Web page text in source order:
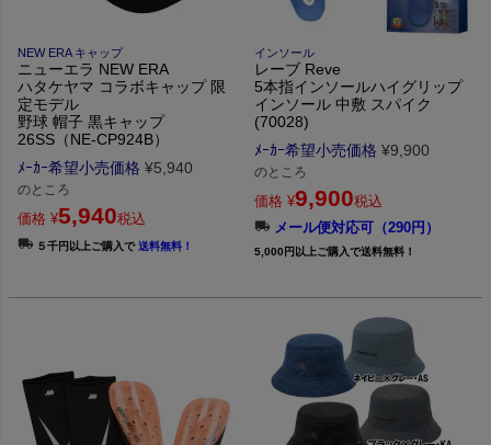
NEW ERA キャップ
ニューエラ NEW ERA
ハタケヤマ コラボキャップ 限
定モデル
野球 帽子 黒キャップ
26SS（NE-CP924B）
ﾒｰｶｰ希望小売価格 ¥5,940
のところ
価格 ¥5,940税込
５千円以上ご購入で送料無料！
インソール
レーブ Reve
5本指インソールハイグリップ
インソール 中敷 スパイク
(70028)
ﾒｰｶｰ希望小売価格 ¥9,900
のところ
価格 ¥9,900税込
メール便対応可（290円）
5,000円以上ご購入で送料無料！